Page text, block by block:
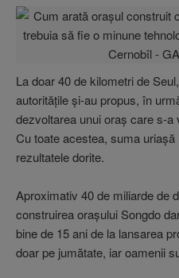
La doar 40 de kilometri de
autorităţile şi-au propus, în
dezvoltarea unui oraş care s-
Cu toate acestea, suma
rezultatele dorite.
Aproximativ 40 de miliarde de
construirea oraşului Songdo
bine de 15 ani de la lansarea
doar pe jumătate, iar oamenii